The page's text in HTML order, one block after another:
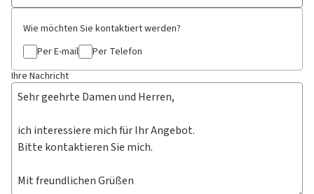
Wie möchten Sie kontaktiert werden?
Per E-mail
Per Telefon
Ihre Nachricht